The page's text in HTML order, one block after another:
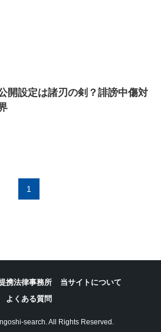
開設定は諸刃の剣？誹謗中傷対
1
携法律事務所
当サイトについて
よくある質問
search. All Rights Reserved.